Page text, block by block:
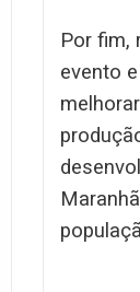
Por fim,
evento